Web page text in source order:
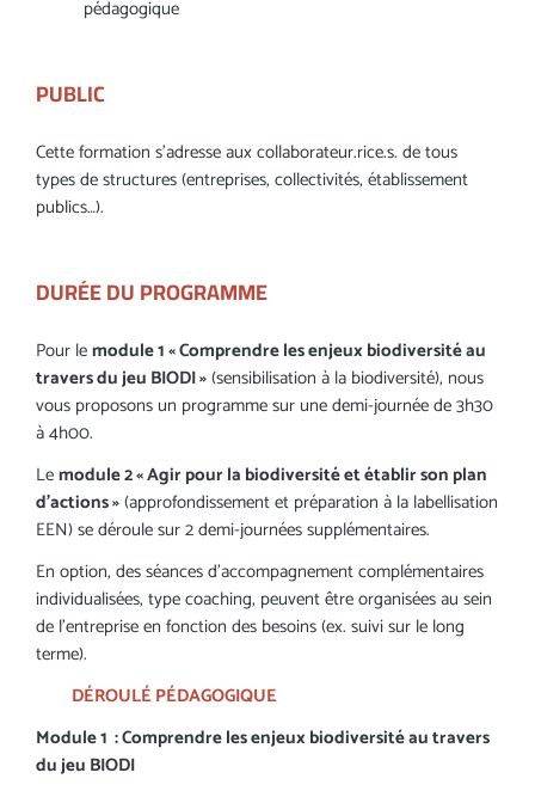
pédagogique
PUBLIC
Cette formation s’adresse aux collaborateur.rice.s. de tous
types de structures (entreprises, collectivités, établissement
publics…).
DURÉE DU PROGRAMME
Pour lemodule 1 « Comprendre les enjeux biodiversité au
travers du jeu BIODI »(sensibilisation à la biodiversité), nous
vous proposons un programme sur une demi-journée de 3h30
à 4h00.
Lemodule 2 « Agir pour la biodiversité et établir son plan
d’actions »(approfondissement et préparation à la labellisation
EEN) se déroule sur 2 demi-journées supplémentaires.
En option, des séances d’accompagnement complémentaires
individualisées, type coaching, peuvent être organisées au sein
de l’entreprise en fonction des besoins (ex. suivi sur le long
terme).
DÉROULÉ PÉDAGOGIQUE
Module 1 : Comprendre les enjeux biodiversité au travers
du jeu BIODI